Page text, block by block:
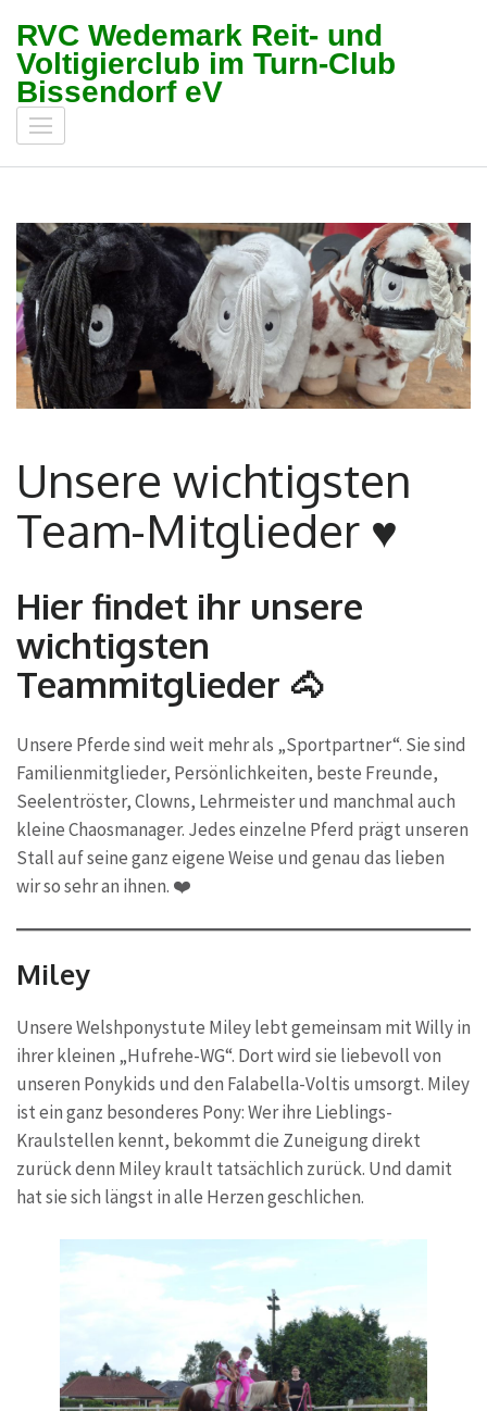
Inhalt
springen
(Enter
drücken)
RVC Wedemark Reit- und
Voltigierclub im Turn-Club
Bissendorf eV
Unsere wichtigsten
Team-Mitglieder ♥
Hier findet ihr unsere
wichtigsten
Teammitglieder 🐴
Unsere Pferde sind weit mehr als „Sportpartner“. Sie sind
Familienmitglieder, Persönlichkeiten, beste Freunde,
Seelentröster, Clowns, Lehrmeister und manchmal auch
kleine Chaosmanager. Jedes einzelne Pferd prägt unseren
Stall auf seine ganz eigene Weise und genau das lieben
wir so sehr an ihnen. ❤️
Miley
Unsere Welshponystute Miley lebt gemeinsam mit Willy in
ihrer kleinen „Hufrehe-WG“. Dort wird sie liebevoll von
unseren Ponykids und den Falabella-Voltis umsorgt. Miley
ist ein ganz besonderes Pony: Wer ihre Lieblings-
Kraulstellen kennt, bekommt die Zuneigung direkt
zurück denn Miley krault tatsächlich zurück. Und damit
hat sie sich längst in alle Herzen geschlichen.